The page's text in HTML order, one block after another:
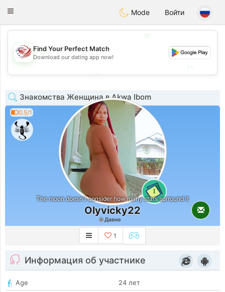
Dating
Toggle
Mode Войти
💖
💕
Find Your Perfect Match
Download our dating app now!
Знакомства Женщина в Akwa Ibom
0.5/1
1
The moon doesn't consider how many stars surround it
Olyvicky22
Давно
1
Информация об участнике
Age
24 лет